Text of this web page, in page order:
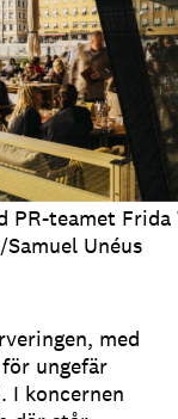
teamet Frida
Unéus
med
ungefär
. I koncernen